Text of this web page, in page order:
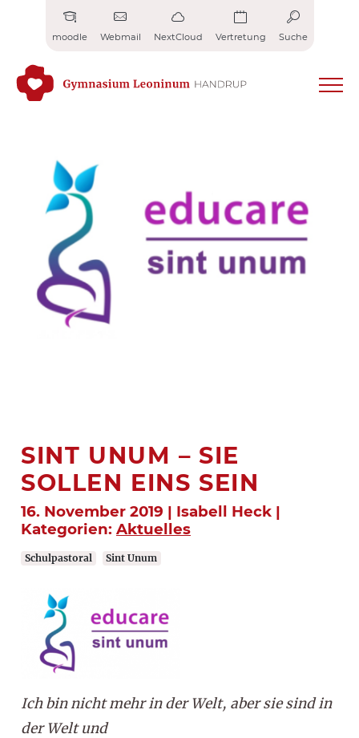
moodle Webmail NextCloud Vertretung Suche
SINT UNUM – SIE
SOLLEN EINS SEIN
16. November 2019 | Isabell Heck |
Kategorien: Aktuelles
Schulpastoral Sint Unum
Ich bin nicht mehr in der Welt, aber sie sind in
der Welt und